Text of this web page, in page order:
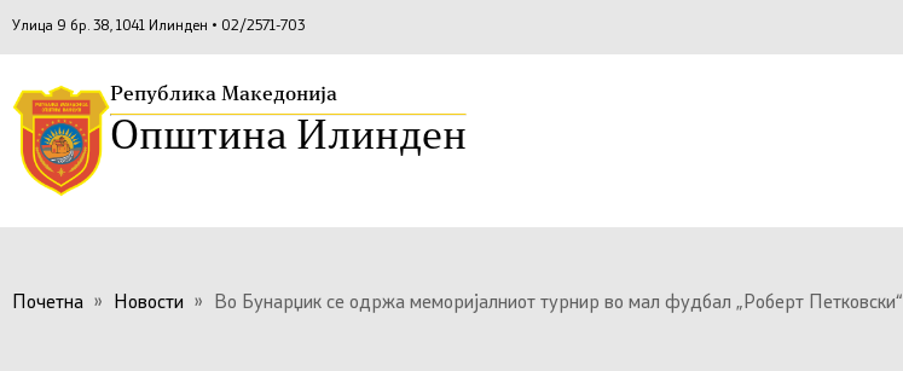
Улица 9 бр. 38, 1041 Илинден • 02/2571-703
Република Македонија
Општина Илинден
Почетна » Новости » Во Бунарџик се одржа меморијалниот турнир во мал фудбал „Роберт Петковски“